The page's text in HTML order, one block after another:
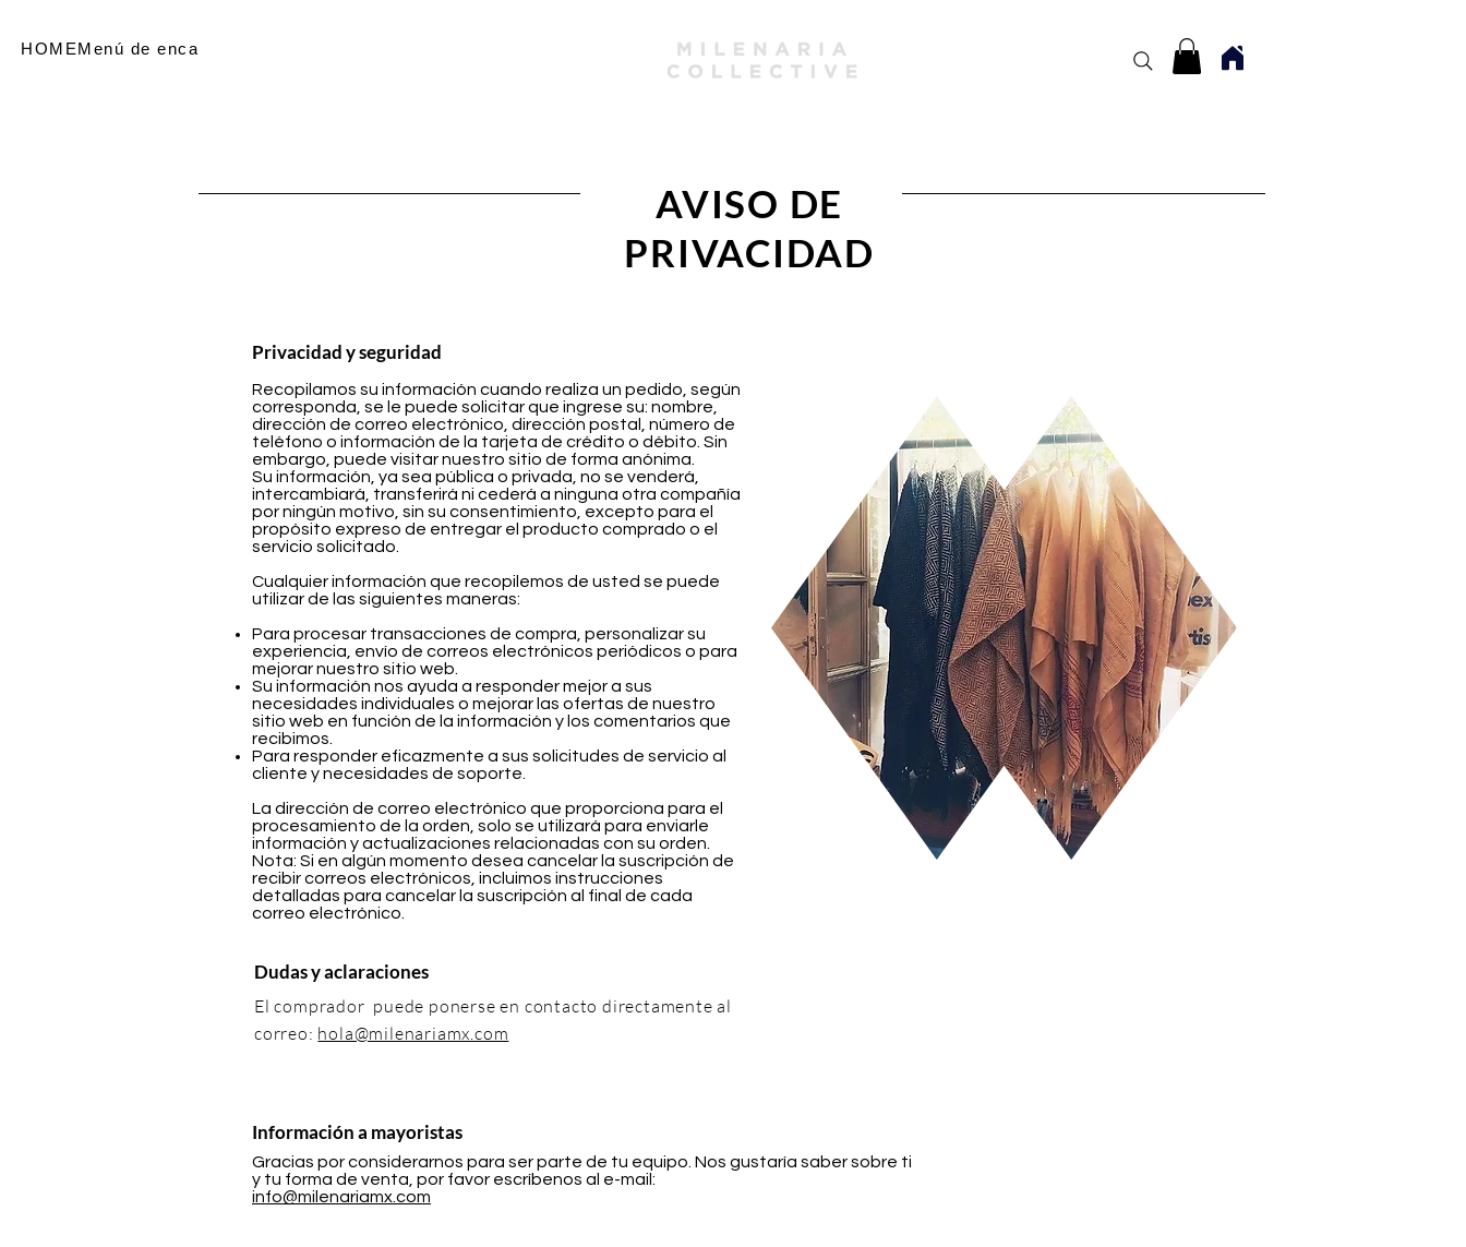
HOMEMenú de encabezado
AVISO DE
PRIVACIDAD
Privacidad y seguridad
Recopilamos su información cuando realiza un pedido, según
corresponda, se le puede solicitar que ingrese su: nombre,
dirección de correo electrónico, dirección postal, número de
teléfono o información de la tarjeta de crédito o débito. Sin
embargo, puede visitar nuestro sitio de forma anónima.
Su información, ya sea pública o privada, no se venderá,
intercambiará, transferirá ni cederá a ninguna otra compañía
por ningún motivo, sin su consentimiento, excepto para el
propósito expreso de entregar el producto comprado o el
servicio solicitado.
Cualquier información que recopilemos de usted se puede
utilizar de las siguientes maneras:
Para procesar transacciones de compra, personalizar su
experiencia, envío de correos electrónicos periódicos o para
mejorar nuestro sitio web.
Su información nos ayuda a responder mejor a sus
necesidades individuales o mejorar las ofertas de nuestro
sitio web en función de la información y los comentarios que
recibimos.
Para responder eficazmente a sus solicitudes de servicio al
cliente y necesidades de soporte.
La dirección de correo electrónico que proporciona para el
procesamiento de la orden, solo se utilizará para enviarle
información y actualizaciones relacionadas con su orden.
Nota: Si en algún momento desea cancelar la suscripción de
recibir correos electrónicos, incluimos instrucciones
detalladas para cancelar la suscripción al final de cada
correo electrónico.
Dudas y aclaraciones
El comprador puede ponerse en contacto directamente al
correo: hola@milenariamx.com
Información a mayoristas
Gracias por considerarnos para ser parte de tu equipo. Nos gustaría saber sobre ti
y tu forma de venta, por favor escríbenos al e-mail:
info@milenariamx.com